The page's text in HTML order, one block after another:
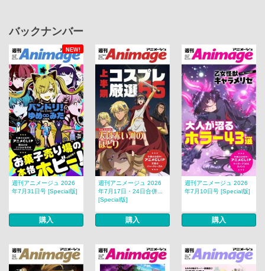
バックナンバー
NEW!
週刊アニメージュ 2026
年7月31日号 [Special版]
購入
週刊アニメージュ 2026
年7月17日・24日合併...
[Special版]
購入
週刊アニメージュ 2026
年7月10日号 [Special版]
購入